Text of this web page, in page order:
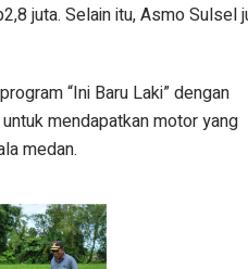
juta. Selain itu, Asmo Sulsel
“Ini Baru Laki” dengan
mendapatkan motor yang
medan.